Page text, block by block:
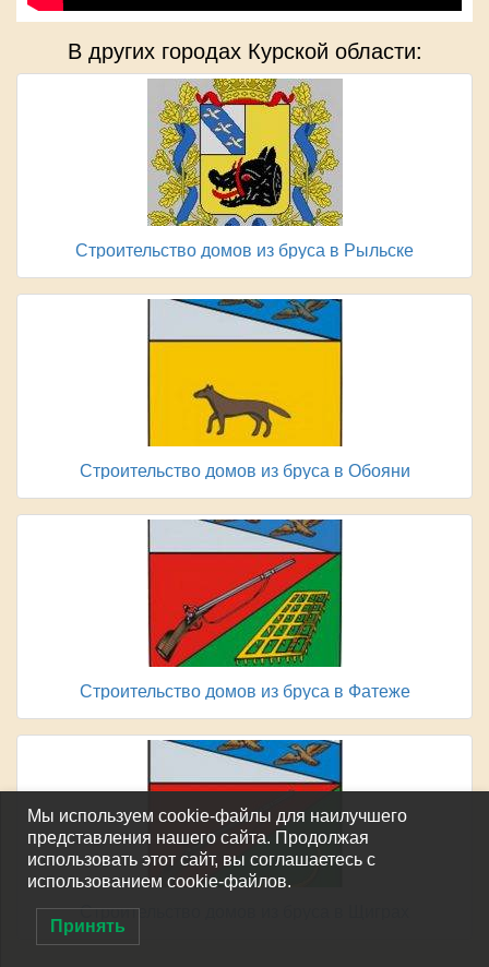
В других городах Курской области:
Строительство домов из бруса в Рыльске
Строительство домов из бруса в Обояни
Строительство домов из бруса в Фатеже
Строительство домов из бруса в Щиграх
Мы используем cookie-файлы для наилучшего
представления нашего сайта. Продолжая
использовать этот сайт, вы соглашаетесь с
использованием cookie-файлов.
Принять